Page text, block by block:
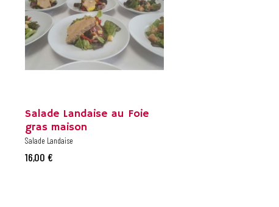
Salade Landaise au Foie
gras maison
Salade Landaise
16,00 €